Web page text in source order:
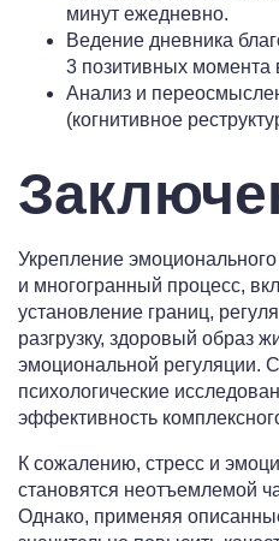
минут ежедневно.
Ведение дневника
3 позитивных момента
Анализ и
(когнитивное
Укрепление
и многогранный процесс,
установление границ,
разгрузку, здоровый образ
эмоциональной регуляции.
психологические
эффективность
К сожалению, стресс и
становятся неотъемлемой
Однако, применяя